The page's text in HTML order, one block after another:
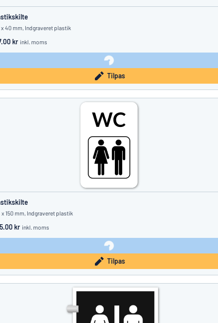
x 40 mm, Indgraveret plastik
kr inkl. moms
Tilpas
x 150 mm, Indgraveret plastik
kr inkl. moms
Tilpas